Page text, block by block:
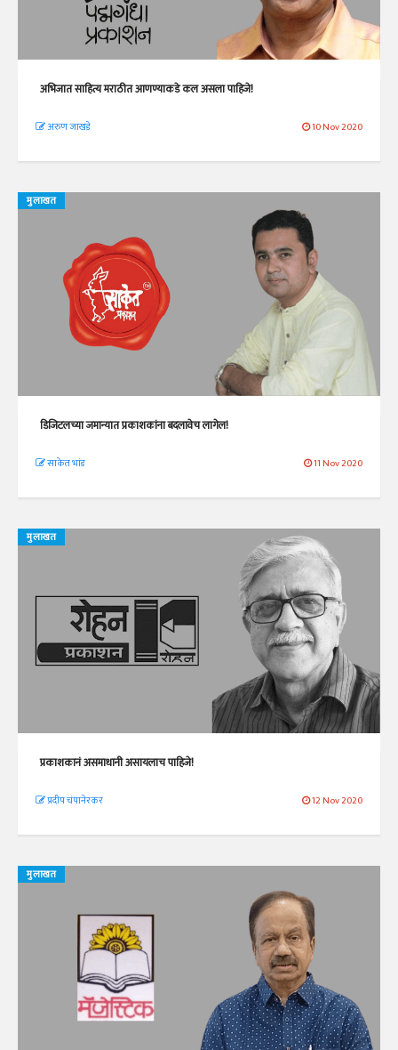
अभिजात साहित्य मराठीत आणण्याकडे कल असला पाहिजे!
अरुण जाखडे 10 Nov 2020
मुलाखत
डिजिटलच्या जमान्यात प्रकाशकांना बदलावेच लागेल!
साकेत भांड 11 Nov 2020
मुलाखत
प्रकाशकानं असमाधानी असायलाच पाहिजे!
प्रदीप चंपानेरकर 12 Nov 2020
मुलाखत